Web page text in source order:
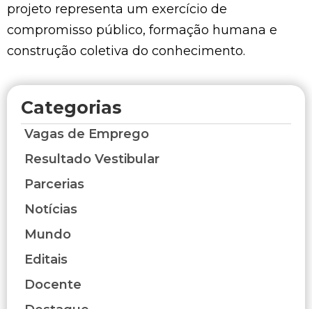
projeto representa um exercício de
compromisso público, formação humana e
construção coletiva do conhecimento.
Categorias
Vagas de Emprego
Resultado Vestibular
Parcerias
Notícias
Mundo
Editais
Docente